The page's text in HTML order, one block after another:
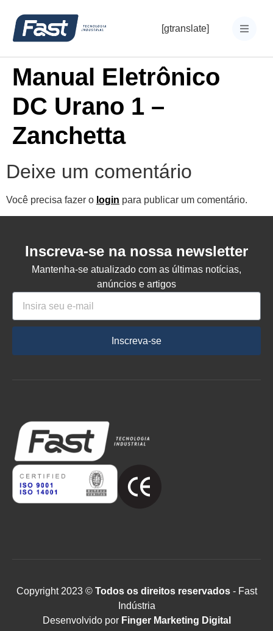
[gtranslate]
Manual Eletrônico
DC Urano 1 –
Zanchetta
Deixe um comentário
Você precisa fazer o login para publicar um comentário.
Inscreva-se na nossa newsletter
Mantenha-se atualizado com as últimas notícias,
anúncios e artigos
Inscreva-se
Copyright 2023 ©Todos os direitos reservados- Fast
Indústria
Desenvolvido por Finger Marketing Digital